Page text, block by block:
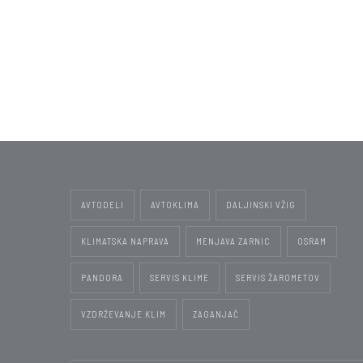
AVTODELI AVTOKLIMA DALJINSKI VŽIG
KLIMATSKA NAPRAVA MENJAVA ZARNIC OSRAM
PANDORA SERVIS KLIME SERVIS ŽAROMETOV
VZDRŽEVANJE KLIM ZAGANJAČ